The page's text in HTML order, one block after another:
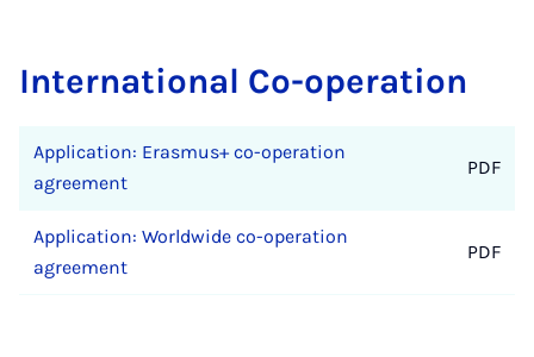
International Co-operation
Application: Erasmus+ co-operation
agreement
PDF
Application: Worldwide co-operation
agreement
PDF